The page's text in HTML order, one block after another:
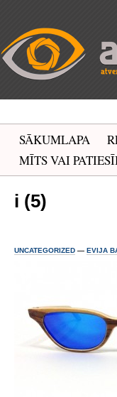
SĀKUMLAPA
MĪTS VAI
i (5)
UNCATEGORIZED — EVIJA